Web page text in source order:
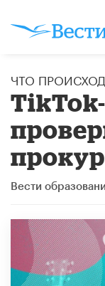
ЧТО
Вести